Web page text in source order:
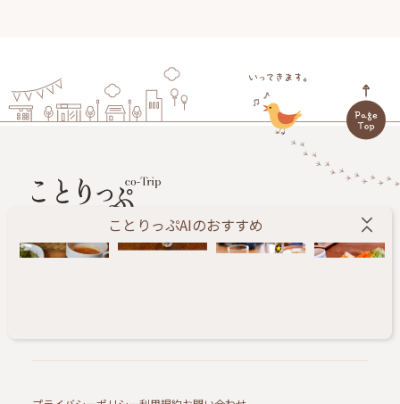
ことりっぷ編集部が、あたらしい旅のきっかけになる
ことりっぷAIのおすすめ